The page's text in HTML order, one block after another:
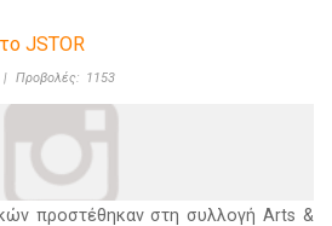
JSTOR
| Προβολές: 1153
προστέθηκαν στη συλλογή Arts &